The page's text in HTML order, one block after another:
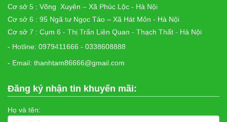
Cơ sở 5 : Võng Xuyên – Xã Phúc Lộc - Hà Nội
Cơ sở 6 : 95 Ngã tư Ngọc Tảo – Xã Hát Môn - Hà Nội
Cơ sở 7 : Cụm 6 - Thị Trấn Liên Quan - Thạch Thất - Hà Nội
- Hotline: 0979411666 - 0338608888
- Email: thanhtam86666@gmail.com
Đăng ký nhận tin khuyến mãi:
Họ và tên: